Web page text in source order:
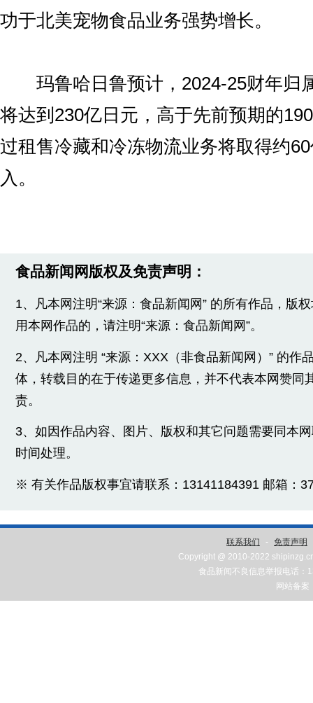
功于北美宠物食品业务强势增长。
玛鲁哈日鲁预计，2024-25财年归
将达到230亿日元，高于先前预期的
过租售冷藏和冷冻物流业务将取得约
入。
食品新闻网版权及免责声明：
1、凡本网注明“来源：食品新闻网” 的所有作品，版
用本网作品的，请注明“来源：食品新闻网”。
2、凡本网注明 “来源：XXX（非食品新闻网）” 的作
体，转载目的在于传递更多信息，并不代表本网赞同
责。
3、如因作品内容、图片、版权和其它问题需要同本
时间处理。
※ 有关作品版权事宜请联系：13141184391 邮箱：
联系我们 - 免责声明
Copyright @ 2010-2022
食品新闻不良信息举报电话：
网站备案